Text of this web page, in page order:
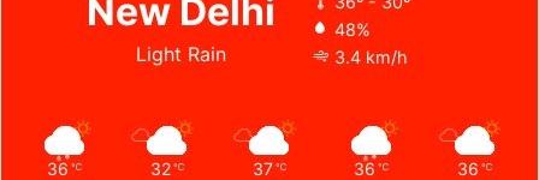
New Delhi
Light Rain
48%
3.4 km/h
36 ℃ 32 ℃ 37 ℃ 36 ℃ 36 ℃